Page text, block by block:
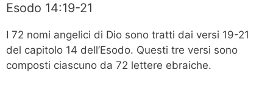
Esodo 14:19-21
I 72 nomi angelici di Dio sono tratti dai versi 19-21
del capitolo 14 dell’Esodo. Questi tre versi sono
composti ciascuno da 72 lettere ebraiche.